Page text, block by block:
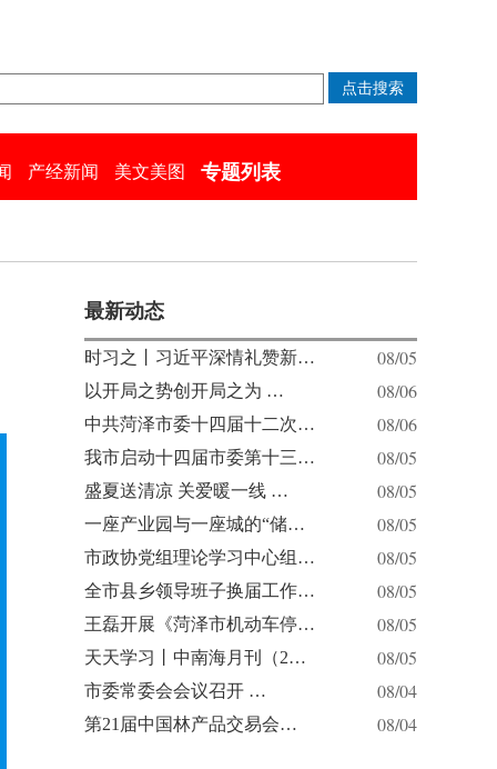
产经新闻 美文美图 专题列表
最新动态
时习之丨习近平深情礼赞新… 08/05
以开局之势创开局之为 … 08/06
中共菏泽市委十四届十二次… 08/06
我市启动十四届市委第十三… 08/05
盛夏送清凉 关爱暖一线 … 08/05
一座产业园与一座城的“储… 08/05
市政协党组理论学习中心组… 08/05
全市县乡领导班子换届工作… 08/05
王磊开展《菏泽市机动车停… 08/05
天天学习丨中南海月刊（2… 08/05
市委常委会会议召开 … 08/04
第21届中国林产品交易会… 08/04